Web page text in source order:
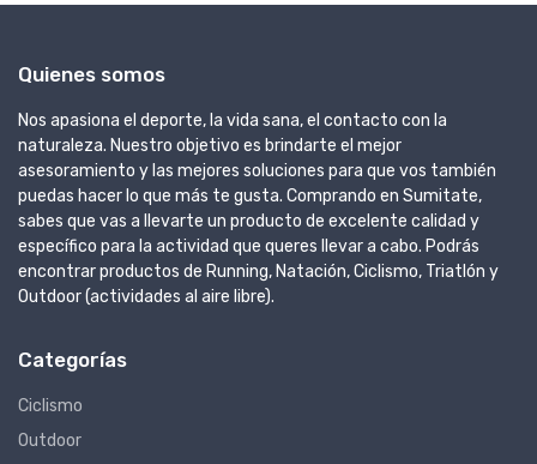
Quienes somos
Nos apasiona el deporte, la vida sana, el contacto con la
naturaleza. Nuestro objetivo es brindarte el mejor
asesoramiento y las mejores soluciones para que vos también
puedas hacer lo que más te gusta. Comprando en Sumitate,
sabes que vas a llevarte un producto de excelente calidad y
específico para la actividad que queres llevar a cabo. Podrás
encontrar productos de Running, Natación, Ciclismo, Triatlón y
Outdoor (actividades al aire libre).
Categorías
Ciclismo
Outdoor